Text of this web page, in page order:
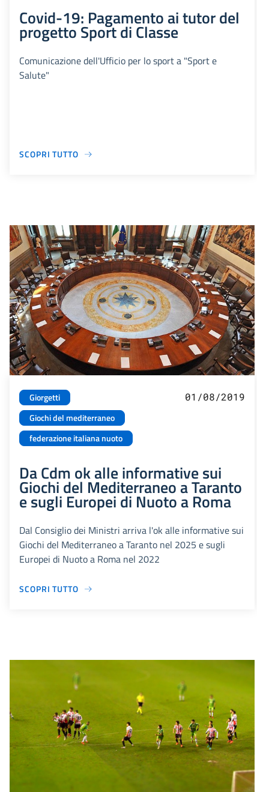
Covid-19: Pagamento ai tutor del
progetto Sport di Classe
Comunicazione dell'Ufficio per lo sport a "Sport e
Salute"
SCOPRI TUTTO
Giorgetti
Giochi del mediterraneo
federazione italiana nuoto
01/08/2019
Da Cdm ok alle informative sui
Giochi del Mediterraneo a Taranto
e sugli Europei di Nuoto a Roma
Dal Consiglio dei Ministri arriva l'ok alle informative sui
Giochi del Mediterraneo a Taranto nel 2025 e sugli
Europei di Nuoto a Roma nel 2022
SCOPRI TUTTO